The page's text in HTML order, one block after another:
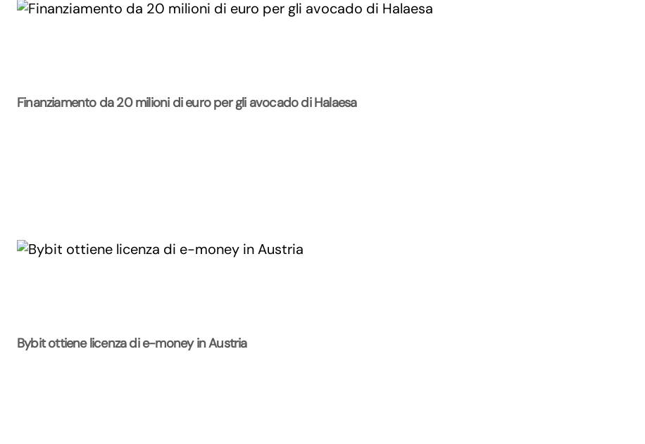
Finanziamento da 20 milioni di euro per gli avocado di Halaesa
Bybit ottiene licenza di e-money in Austria